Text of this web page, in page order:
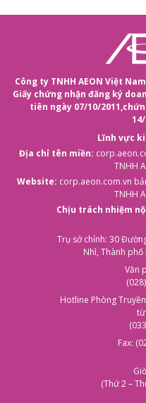
Công ty TNHH AEON Việt
Giấy chứng nhận đăng ký
tiên ngày 07/10/2011,
Lĩnh vực
Địa chỉ tên miền:
TNHH
Website: corp.aeon.com.vn
TNHH
Chịu trách nhiệm
Trụ sở chính: 30
Nhì, Thành phố
Văn
Hotline Phòng
Fax:
(Thứ 2 –